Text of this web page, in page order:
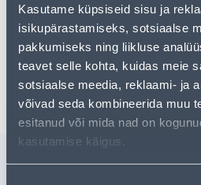
Kasutame küpsiseid sisu ja
isikupärastamiseks, sotsiaalse
pakkumiseks ning liikluse
teavet selle kohta, kuidas meie
sotsiaalse meedia, reklaami- ja
võivad seda kombineerida muu
esitanud või mida nad on
kasutamise käigus.
veelgi meelepärasemad valikuid.
Tarne pole võimalik